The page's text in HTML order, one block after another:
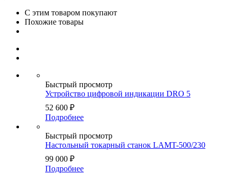
С этим товаром покупают
Похожие товары
Быстрый просмотр
Устройство цифровой индикации DRO 5
52 600 ₽
Подробнее
Быстрый просмотр
Настольный токарный станок LAMT-500/230
99 000 ₽
Подробнее